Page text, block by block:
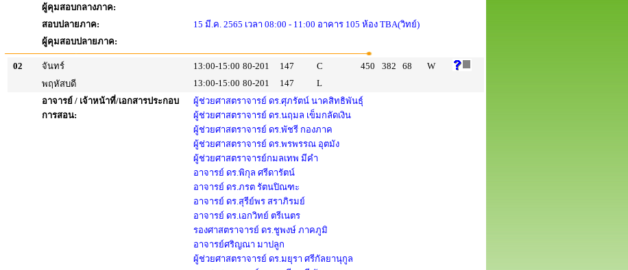
ผู้คุมสอบกลางภาค:
สอบปลายภาค:
15 มี.ค. 2565 เวลา 08:00 - 11:00 อาคาร 105 ห้อง TBA(วิทย์)
ผู้คุมสอบปลายภาค:
02 จันทร์ 13:00-15:00 80-201 147 C 450 382 68
W
พฤหัสบดี
13:00-15:00 80-201 147
L
อาจารย์ / เจ้าหน้าที่/เอกสารประกอบ
การสอน:
ผู้ช่วยศาสตราจารย์ ดร.ศุภรัตน์ นาคสิทธิพันธุ์
ผู้ช่วยศาสตราจารย์ ดร.นฤมล เข็มกลัดเงิน
ผู้ช่วยศาสตราจารย์ ดร.พัชรี กองภาค
ผู้ช่วยศาสตราจารย์ ดร.พรพรรณ อุตมัง
ผู้ช่วยศาสตราจารย์กมลเทพ มีคำ
อาจารย์ ดร.พิกุล ศรีดารัตน์
อาจารย์ ดร.ภรต รัตนปิณฑะ
อาจารย์ ดร.สุรีย์พร สราภิรมย์
อาจารย์ ดร.เอกวิทย์ ตรีเนตร
รองศาสตราจารย์ ดร.ชูพงษ์ ภาคภูมิ
อาจารย์ศริญณา มาปลูก
ผู้ช่วยศาสตราจารย์ ดร.มยุรา ศรีกัลยานุกูล